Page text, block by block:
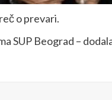
o prevari.
SUP Beograd –